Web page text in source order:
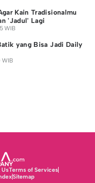
Kain Tradisionalmu
'Jadul' Lagi
WIB
yang Bisa Jadi Daily
WIB
UsTerms of Services
Sitemap